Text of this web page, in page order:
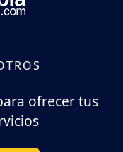
ofrecer tus